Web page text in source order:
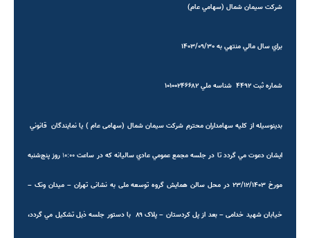
شركت سيمان شمال (سهامي عام)
براي سال مالي منتهي به ۱۴۰۳/۰۹/۳۰
شماره ثبت ۴۴۹۲ شناسه ملي ۱۰۱۰۰۲۴۶۶۸۲
بدينوسيله از كليه سهامداران محترم شرکت سيمان شمال (سهامی عام ) يا نمايندگان قانوني
ايشان دعوت مي گردد تا در جلسه مجمع عمومي عادي سالیانه که در ساعت ۱۰:۰۰روز پنج‌شنبه
مورخ ۲۳/۱۲/۱۴۰۳ در محل سالن همایش گروه توسعه ملی به نشانی تهران – میدان ونک –
خیابان شهید خدامی –بعد از پل کردستان –پلاک ۸۹ با دستور جلسه ذيل تشكيل مي گردد،